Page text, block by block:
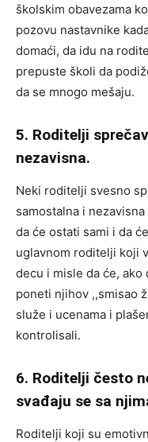
školskim obavezama
pozovu nastavnike
domaći, da idu na
prepuste školi da
da se mnogo mešaju.
5. Roditelji
nezavisna.
Neki roditelji svesno
samostalna i
da će ostati sami i da
uglavnom roditelji koji
decu i misle da će, ako
poneti njihov ,,smisao
služe i ucenama i
kontrolisali.
6. Roditelji često
svađaju se sa
Roditelji koji su